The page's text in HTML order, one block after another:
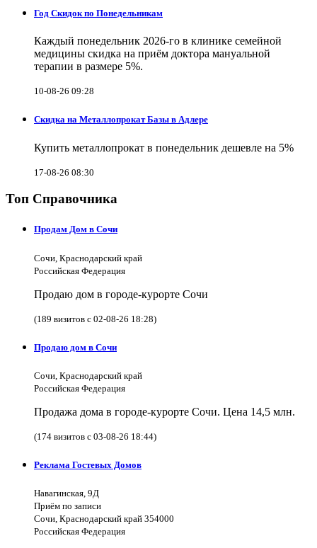
Год Скидок по Понедельникам
Каждый понедельник 2026-го в клинике семейной
медицины скидка на приём доктора мануальной
терапии в размере 5%.
10-08-26 09:28
Скидка на Металлопрокат Базы в Адлере
Купить металлопрокат в понедельник дешевле на 5%
17-08-26 08:30
Топ Справочника
Продам Дом в Сочи
Сочи, Краснодарский край
Российская Федерация
Продаю дом в городе-курорте Сочи
(189 визитов с 02-08-26 18:28)
Продаю дом в Сочи
Сочи, Краснодарский край
Российская Федерация
Продажа дома в городе-курорте Сочи. Цена 14,5 млн.
(174 визитов с 03-08-26 18:44)
Реклама Гостевых Домов
Навагинская, 9Д
Приём по записи
Сочи, Краснодарский край 354000
Российская Федерация